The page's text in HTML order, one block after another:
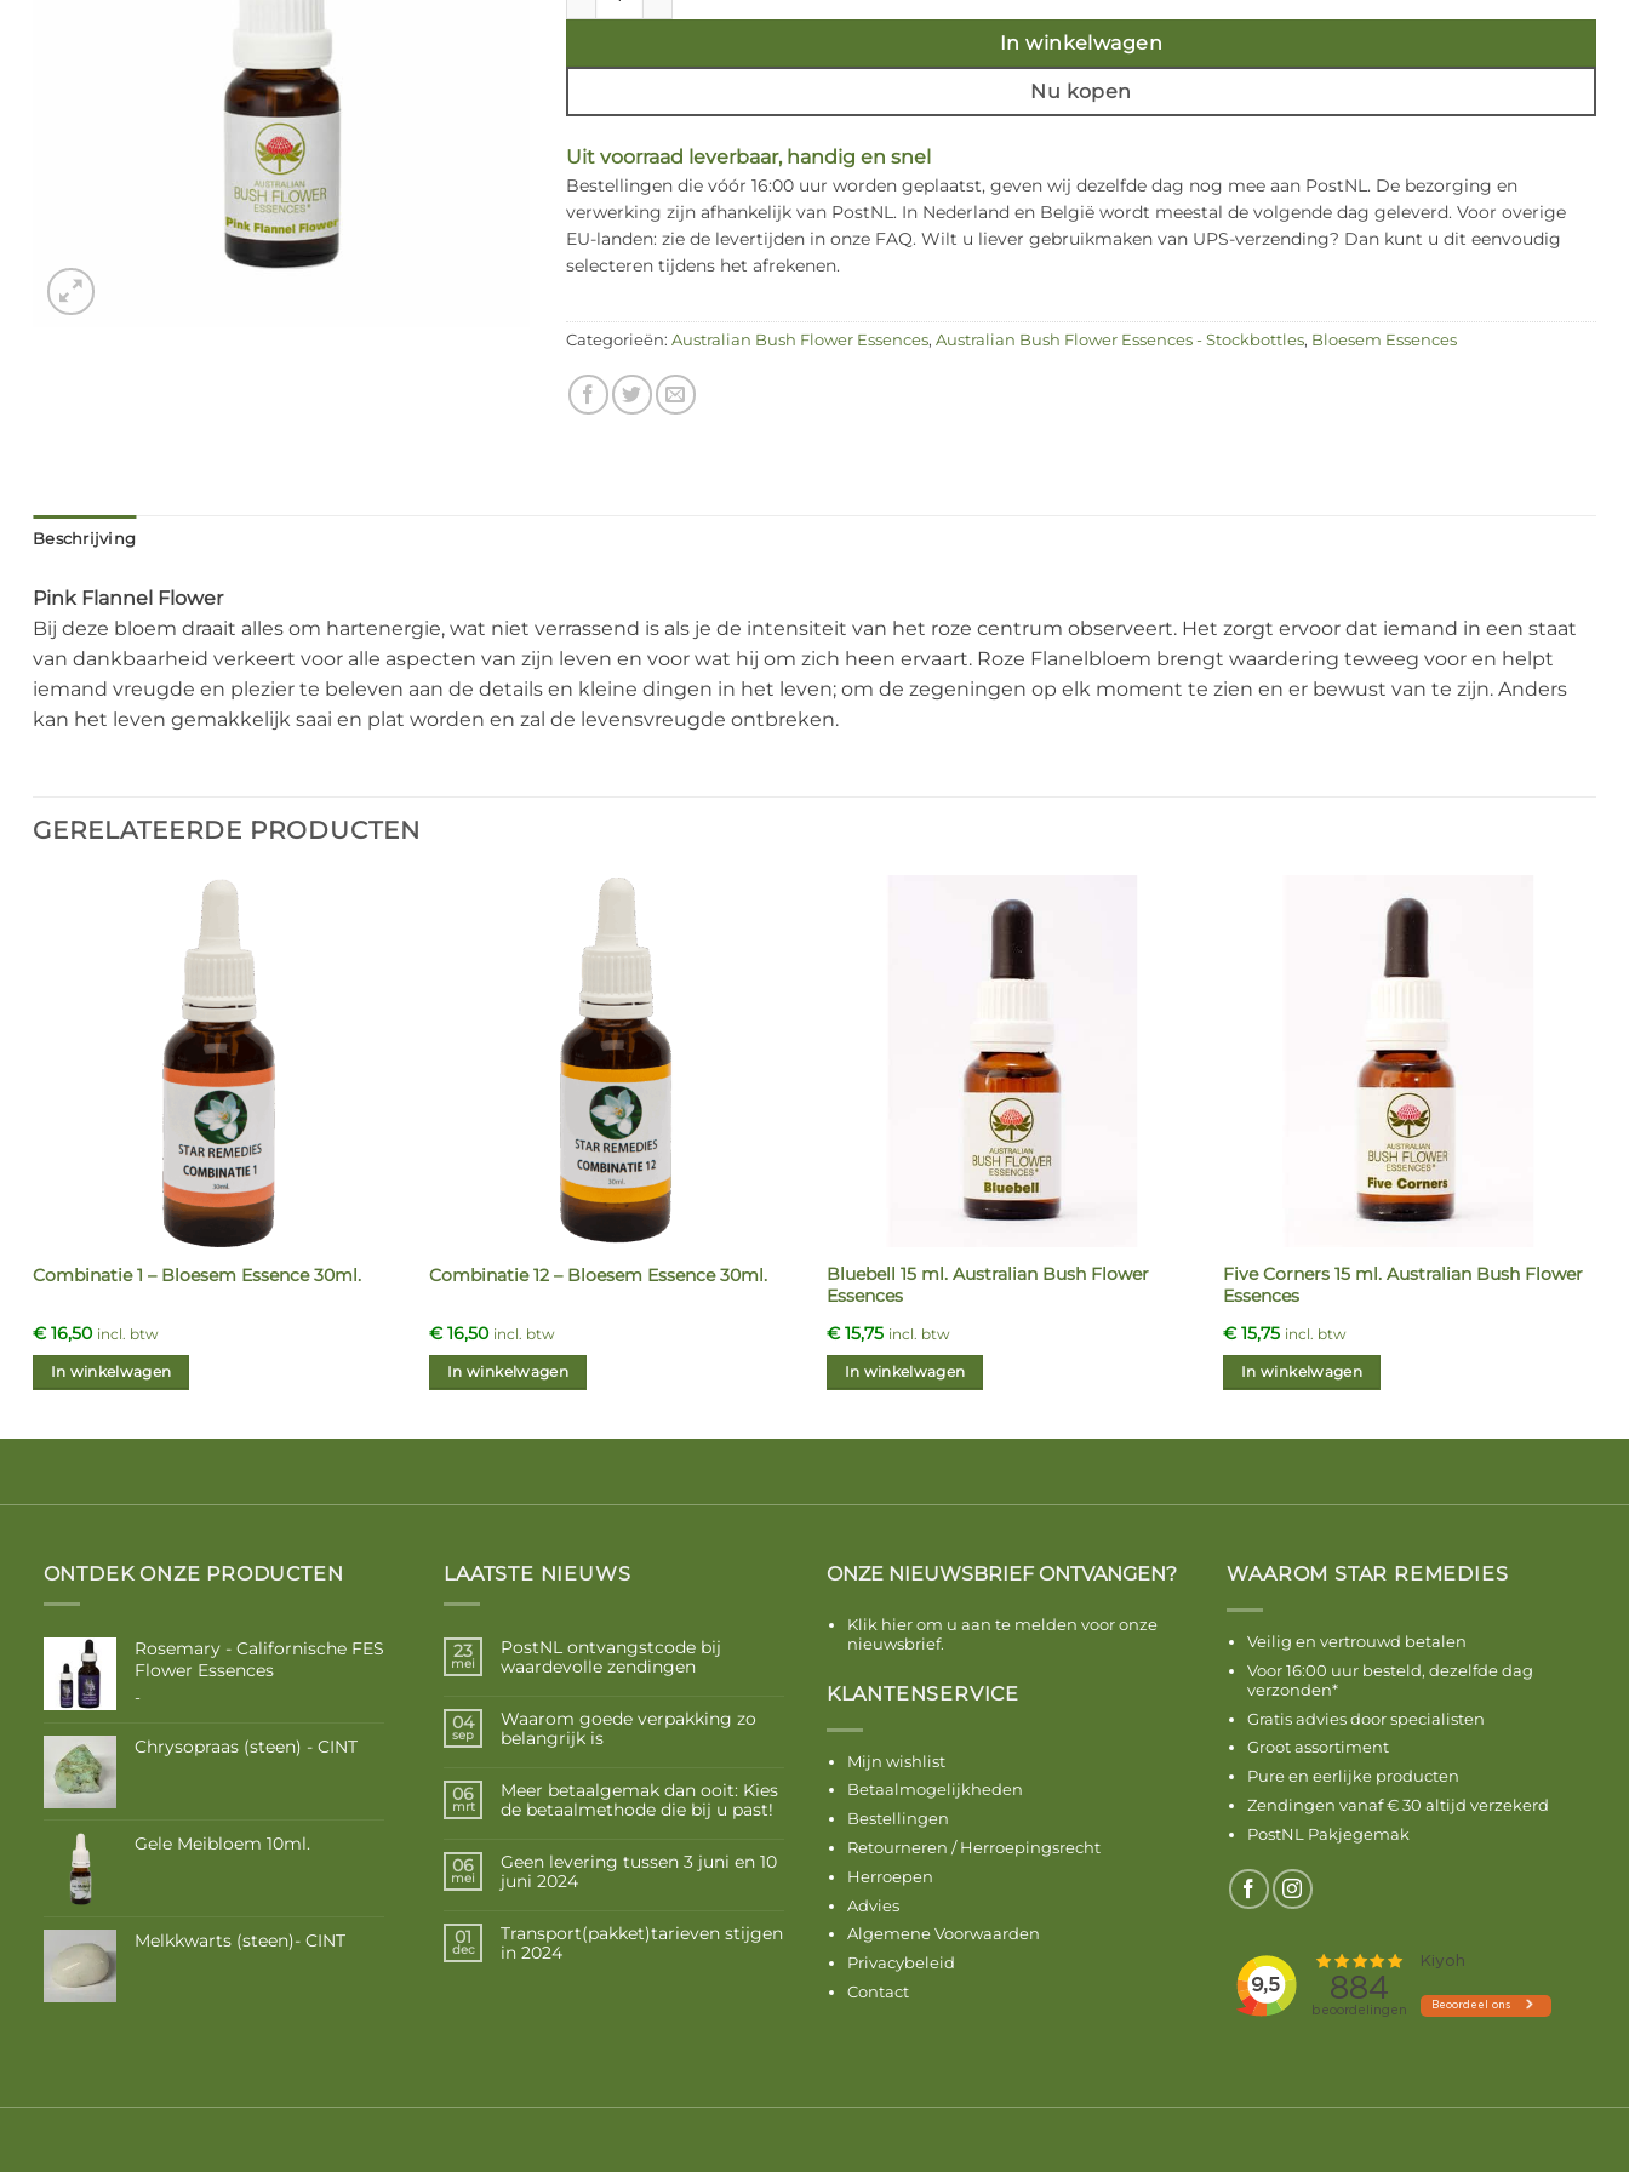
In winkelwagen
Nu kopen
Uit voorraad leverbaar, handig en snel
Bestellingen die vóór 16:00 uur worden geplaatst, geven wij dezelfde dag nog mee aan PostNL. De bezorging en
verwerking zijn afhankelijk van PostNL. In Nederland en België wordt meestal de volgende dag geleverd. Voor overige
EU-landen: zie de levertijden in onze FAQ. Wilt u liever gebruikmaken van UPS-verzending? Dan kunt u dit eenvoudig
selecteren tijdens het afrekenen.
Categorieën: Australian Bush Flower Essences, Australian Bush Flower Essences - Stockbottles, Bloesem Essences
Beschrijving
Pink Flannel Flower
Bij deze bloem draait alles om hartenergie, wat niet verrassend is als je de intensiteit van het roze centrum observeert. Het zorgt ervoor dat iemand in een staat
van dankbaarheid verkeert voor alle aspecten van zijn leven en voor wat hij om zich heen ervaart. Roze Flanelbloem brengt waardering teweeg voor en helpt
iemand vreugde en plezier te beleven aan de details en kleine dingen in het leven; om de zegeningen op elk moment te zien en er bewust van te zijn. Anders
kan het leven gemakkelijk saai en plat worden en zal de levensvreugde ontbreken.
GERELATEERDE PRODUCTEN
Combinatie 1 – Bloesem Essence 30ml.
€16,50 incl. btw
In winkelwagen
Combinatie 12 – Bloesem Essence 30ml.
€16,50 incl. btw
In winkelwagen
Bluebell 15 ml. Australian Bush Flower
Essences
€15,75 incl. btw
In winkelwagen
Five Corners 15 ml. Australian Bush Flower
Essences
€15,75 incl. btw
In winkelwagen
ONTDEK ONZE PRODUCTEN
Rosemary - Californische FES
Flower Essences
-Prijsklasse:
tot
€ 17,50
Chrysopraas (steen) - CINT
Gele Meibloem 10ml.
Melkkwarts (steen)- CINT
LAATSTE NIEUWS
23
mei
PostNL ontvangstcode bij
waardevolle zendingen
04
sep
Waarom goede verpakking zo
belangrijk is
06
mrt
Meer betaalgemak dan ooit: Kies
de betaalmethode die bij u past!
06
mei
Geen levering tussen 3 juni en 10
juni 2024
01
dec
Transport(pakket)tarieven stijgen
in 2024
ONZE NIEUWSBRIEF ONTVANGEN?
Klik hier om u aan te melden voor onze
nieuwsbrief.
KLANTENSERVICE
Mijn wishlist
Betaalmogelijkheden
Bestellingen
Retourneren / Herroepingsrecht
Herroepen
Advies
Algemene Voorwaarden
Privacybeleid
Contact
WAAROM STAR REMEDIES
Veilig en vertrouwd betalen
Voor 16:00 uur besteld, dezelfde dag
verzonden*
Gratis advies door specialisten
Groot assortiment
Pure en eerlijke producten
Zendingen vanaf € 30 altijd verzekerd
PostNL Pakjegemak